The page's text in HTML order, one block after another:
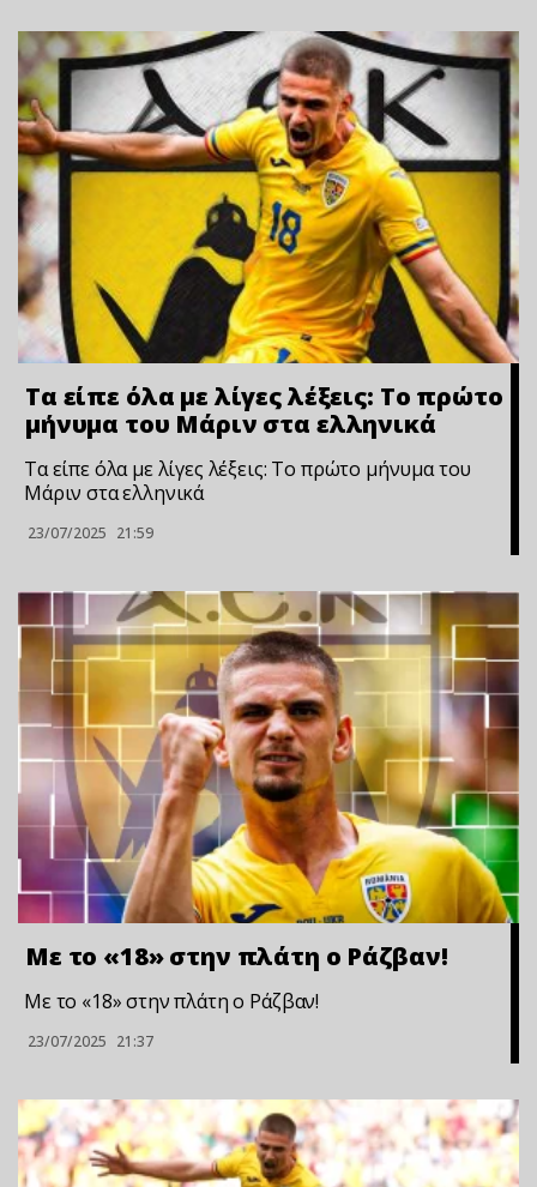
Τα είπε όλα με λίγες λέξεις: Το πρώτο
μήνυμα του Μάριν στα ελληνικά
Τα είπε όλα με λίγες λέξεις: Το πρώτο μήνυμα του
Μάριν στα ελληνικά
23/07/2025 21:59
Με το «18» στην πλάτη ο Ράζβαν!
Με το «18» στην πλάτη ο Ράζβαν!
23/07/2025 21:37